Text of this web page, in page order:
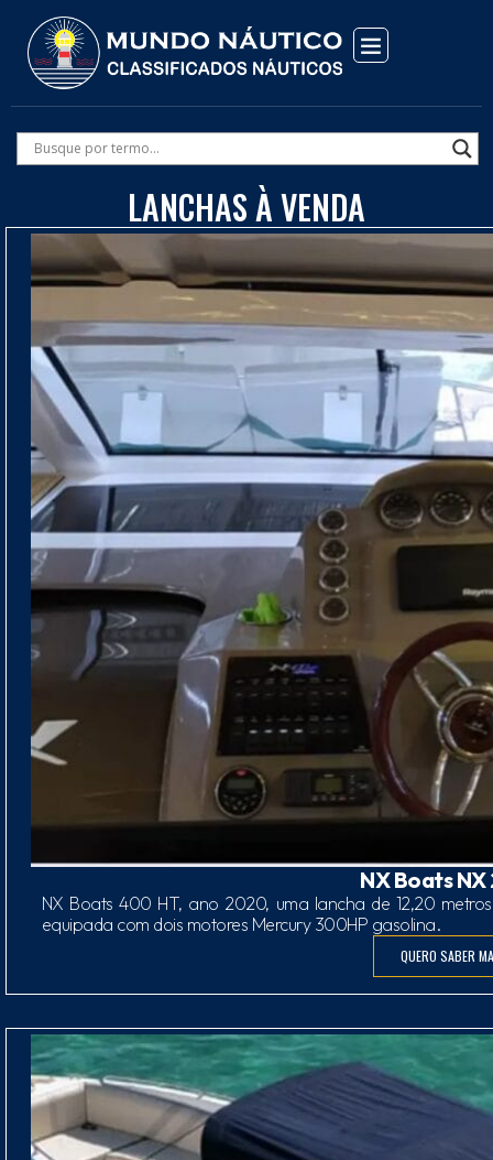
LANCHAS À VENDA
NX Boats
NX Boats 400 HT, ano 2020, uma lancha de 12,20
equipada com dois motores Mercury 300HP gasolina.
QUERO SABER